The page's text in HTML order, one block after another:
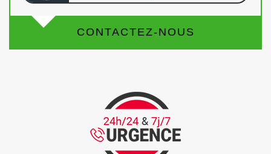
CONTACTEZ-NOUS